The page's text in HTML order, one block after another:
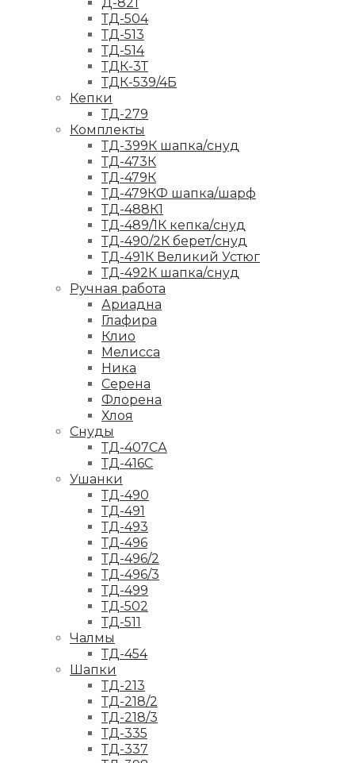
ТД-504
ТД-513
ТД-514
ТДК-3Т
ТДК-539/4Б
Кепки
ТД-279
Комплекты
ТД-399К шапка/снуд
ТД-473К
ТД-479К
ТД-479КФ шапка/шарф
ТД-488К1
ТД-489/1К кепка/снуд
ТД-490/2К берет/снуд
ТД-491К Великий Устюг
ТД-492К шапка/снуд
Ручная работа
Ариадна
Глафира
Клио
Мелисса
Ника
Серена
Флорена
Хлоя
Снуды
ТД-407СА
ТД-416С
Ушанки
ТД-490
ТД-491
ТД-493
ТД-496
ТД-496/2
ТД-496/3
ТД-499
ТД-502
ТД-511
Чалмы
ТД-454
Шапки
ТД-213
ТД-218/2
ТД-218/3
ТД-335
ТД-337